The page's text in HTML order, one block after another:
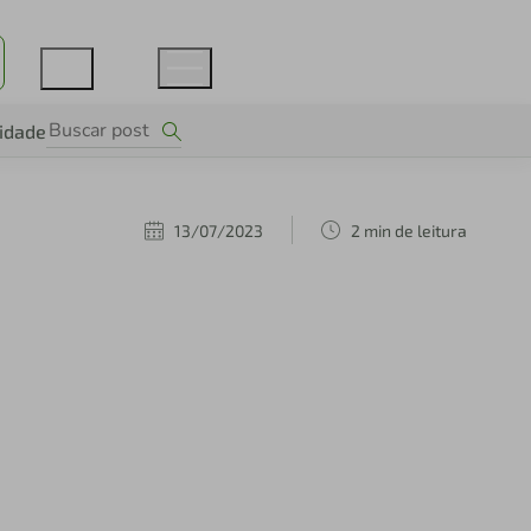
13/07/2023 2 min de leitura